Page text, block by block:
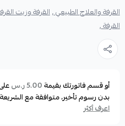
القرفة والعلاج الطبيعي ,القرفة وزيت
القرفة ,
أو قسم فاتورتك بقيمة5.00 ر.س
بدون رسوم تأخير، متوافقة مع
اعرف أكثر